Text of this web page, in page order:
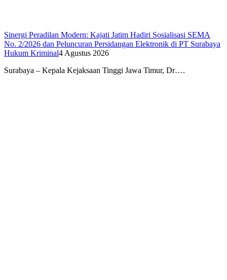
Sinergi Peradilan Modern: Kajati Jatim Hadiri Sosialisasi SEMA
No. 2/2026 dan Peluncuran Persidangan Elektronik di PT Surabaya
Hukum Kriminal4 Agustus 2026
Surabaya – Kepala Kejaksaan Tinggi Jawa Timur, Dr….